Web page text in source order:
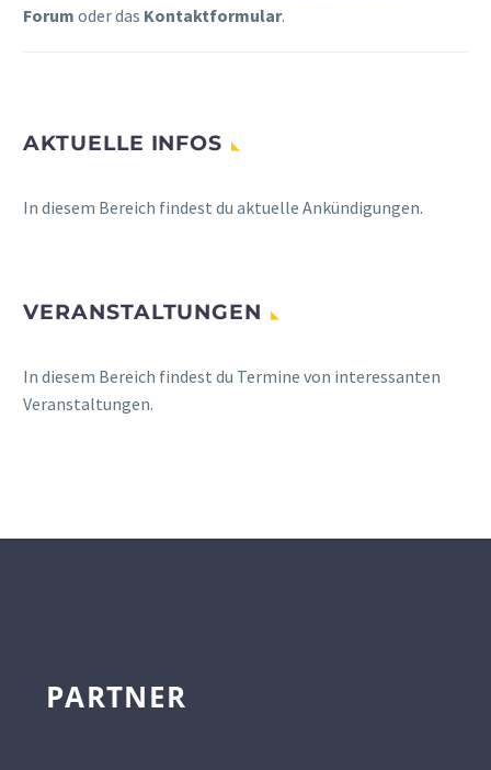
Forum oder das Kontaktformular.
AKTUELLE INFOS
In diesem Bereich findest du aktuelle Ankündigungen.
VERANSTALTUNGEN
In diesem Bereich findest du Termine von interessanten
Veranstaltungen.
PARTNER